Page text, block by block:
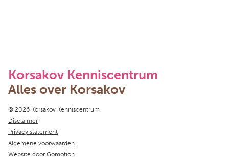
Korsakov Kenniscentrum
Alles over Korsakov
Copyright navigation
© 2026 Korsakov Kenniscentrum
Disclaimer
Privacy statement
Algemene voorwaarden
Website door Gomotion